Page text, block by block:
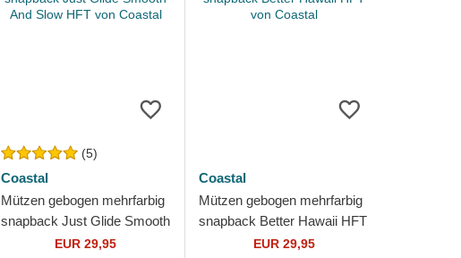
(5)
Coastal
Mützen gebogen mehrfarbig
snapback Just Glide Smooth
And Slow HFT von Coastal
EUR 29,95
Coastal
Mützen gebogen mehrfarbig
snapback Better Hawaii HFT
von CoastalEUR 29,95